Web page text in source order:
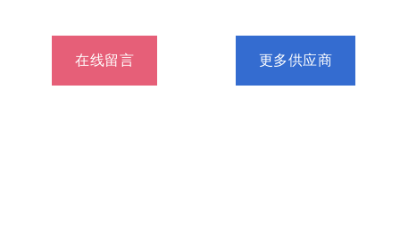
在线留言 更多供应商